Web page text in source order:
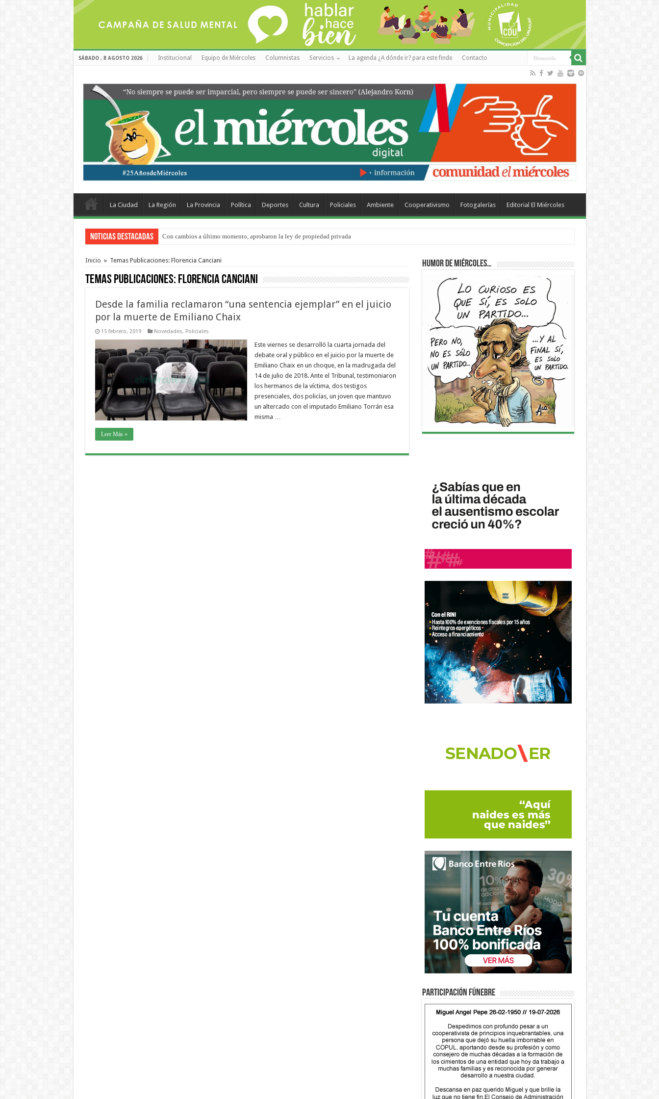
SÁBADO , 8 AGOSTO 2026 Institucional Equipo de Miércoles Columnistas Servicios La agenda ¿A dónde ir? para este finde Contacto
La Ciudad La Región La Provincia Política Deportes Cultura Policiales Ambiente Cooperativismo Fotogalerías Editorial El Miércoles
Noticias Destacadas Con cambios a último momento, aprobaron la ley de propiedad privada
Adopción en Entre Ríos: el 35% de los 90 niños, niñas y adolescentes que esperan una familia tiene CUD
Inicio » Temas Publicaciones: Florencia Canciani
Temas Publicaciones: Florencia Canciani
Desde la familia reclamaron “una sentencia ejemplar” en el juicio
por la muerte de Emiliano Chaix
15 febrero, 2019 Novedades, Policiales
Este viernes se desarrolló la cuarta jornada del
debate oral y público en el juicio por la muerte de
Emiliano Chaix en un choque, en la madrugada del
14 de julio de 2018. Ante el Tribunal, testimoniaron
los hermanos de la víctima, dos testigos
presenciales, dos policías, un joven que mantuvo
un altercado con el imputado Emiliano Torrán esa
misma …
Leer Más »
Humor de Miércoles…
Participación fúnebre